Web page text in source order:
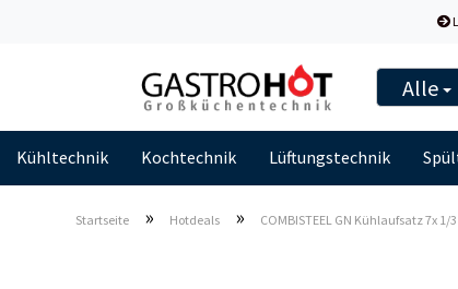
Alle
Kühltechnik Kochtechnik Lüftungstechnik
Startseite » Hotdeals » COMBISTEEL GN Kühlaufsatz 7x